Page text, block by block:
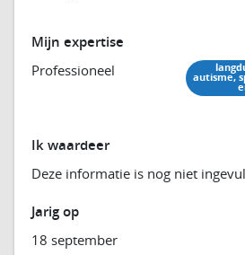
Mijn expertise
Professioneel autisme,
Ik waardeer
Deze informatie is nog niet
Jarig op
18 september